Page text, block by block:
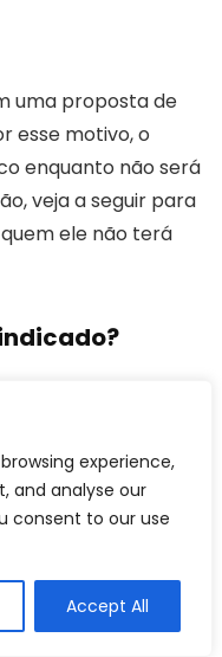
experience,
and analyse our
consent to our use
Accept All
uma proposta de
esse motivo, o
enquanto não será
veja a seguir para
ele não terá
é excelente
como ver filmes,
disso, o celular é
anotações e
limitada contra